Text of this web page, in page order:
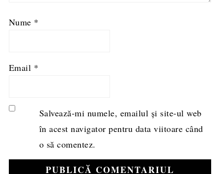
Nume *
Email *
Salvează-mi numele, emailul și site-ul web
în acest navigator pentru data viitoare când
o să comentez.